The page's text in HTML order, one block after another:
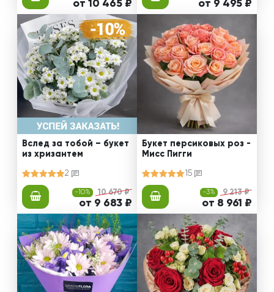
от 10 465 ₽ от 9 495 ₽
Вслед за тобой – букет
из хризантем
2
-10% 10 670 ₽
от 9 683 ₽
Букет персиковых роз -
Мисс Пигги
15
-3% 9 213 ₽
от 8 961 ₽